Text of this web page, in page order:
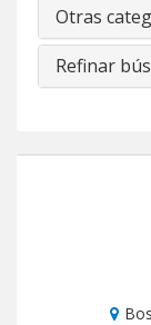
Otras
Refinar